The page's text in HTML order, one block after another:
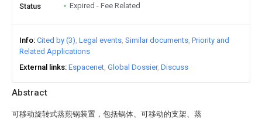
Abstract
可移动旋转式蒸煎锅装置，包括锅体、可移动的支架、蒸
Status Expired - Fee Related
Info Cited by (3) Legal events Similar documents Priority and
Related Applications
External links Espacenet Global Dossier Discuss